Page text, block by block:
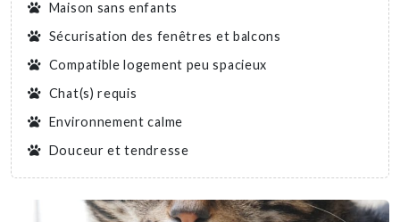
Maison sans enfants
Sécurisation des fenêtres et balcons
Compatible logement peu spacieux
Chat(s) requis
Environnement calme
Douceur et tendresse